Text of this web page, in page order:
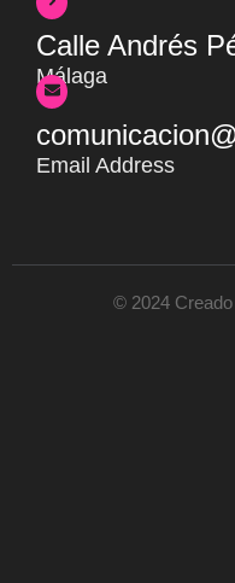
Calle Andrés
Málaga
Email Address
© 2024